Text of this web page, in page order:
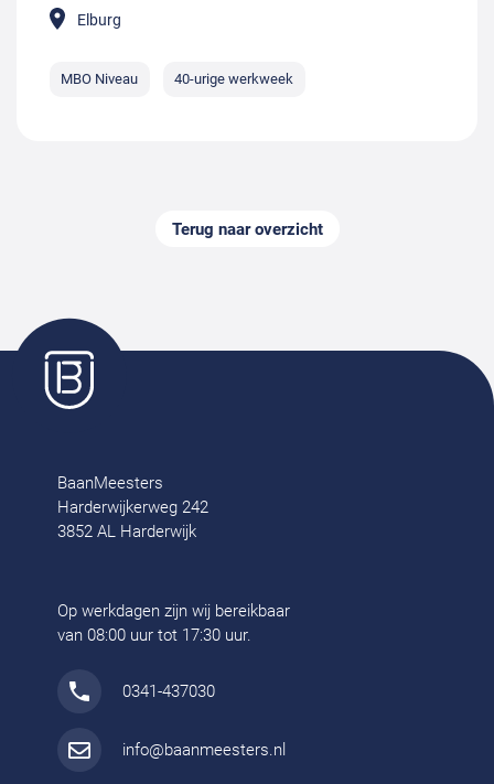
Elburg
MBO Niveau 40-urige werkweek
Terug naar overzicht
BaanMeesters
Harderwijkerweg 242
3852 AL Harderwijk
Op werkdagen zijn wij bereikbaar
van 08:00 uur tot 17:30 uur.
0341-437030
info@baanmeesters.nl